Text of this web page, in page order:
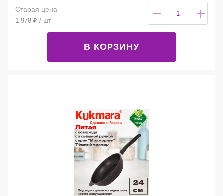
Старая цена
1 978₽/ шт
В КОРЗИНУ